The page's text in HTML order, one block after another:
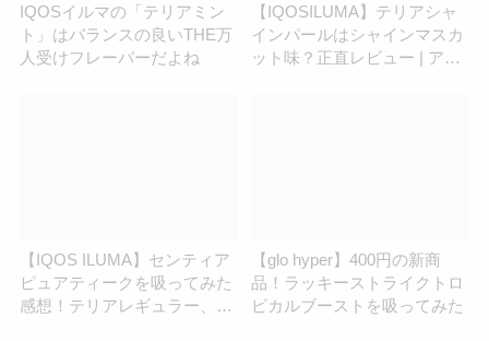
IQOSイルマの「テリアミン
ト」はバランスの良いTHE万
人受けフレーバーだよね
【IQOSILUMA】テリアシャ
インパールはシャインマスカ
ット味？正直レビュー | アイ
【IQOS ILUMA】センティア
ピュアティークを吸ってみた
感想！テリアレギュラー、セ
【glo hyper】400円の新商
品！ラッキーストライクトロ
ピカルブーストを吸ってみた